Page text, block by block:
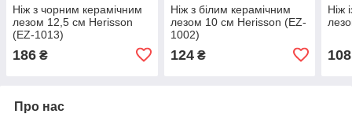
Ніж з чорним керамічним
лезом 12,5 см Herisson
(EZ-1013)
186 ₴
Ніж з білим керамічним
лезом 10 см Herisson (EZ-
1002)
124₴
Ніж
108
Про нас